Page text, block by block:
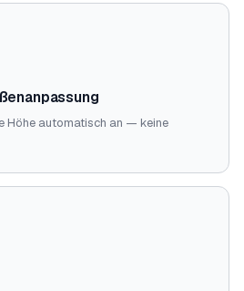
Höhe automatisch an — keine